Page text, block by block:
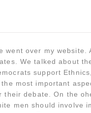
went over my
We talked about
support
the most important
their debate. On the
men should involve